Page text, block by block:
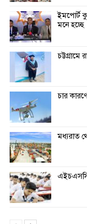
ইমপোর্ট
মনে হচ্ছে
চট্টগ্রামে
চার
মধ্যরাত
এইচএসসি